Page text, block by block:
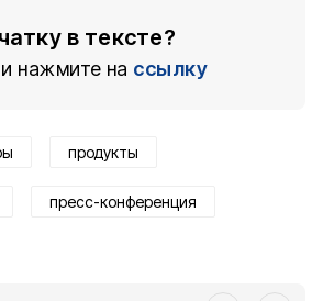
в тексте?
нажмите на ссылку
продукты
пресс-конференция